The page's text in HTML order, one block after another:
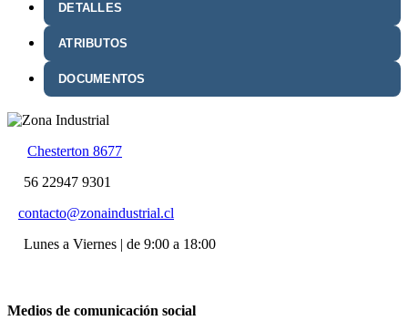
DETALLES
ATRIBUTOS
DOCUMENTOS
Chesterton 8677
56 22947 9301
contacto@zonaindustrial.cl
Lunes a Viernes | de 9:00 a 18:00
Medios de comunicación social